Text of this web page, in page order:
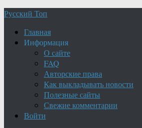
Русский Топ
Главная
Информация
О сайте
FAQ
Авторские права
Как выкладывать новости
Полезные сайты
Свежие комментарии
Войти